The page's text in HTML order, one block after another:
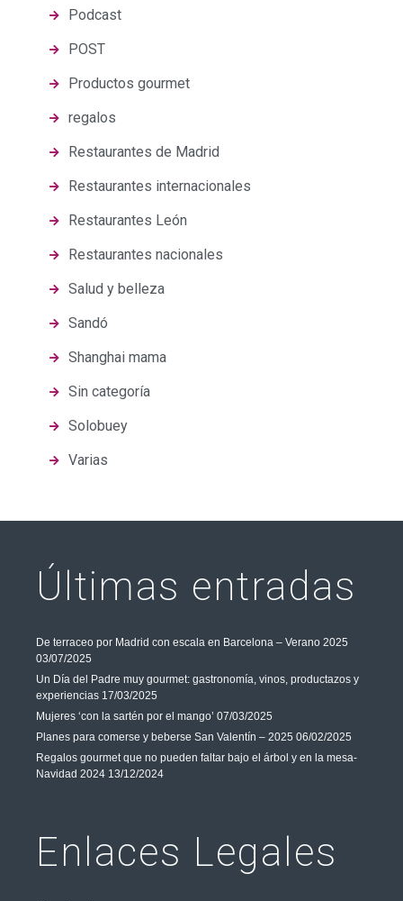
Podcast
POST
Productos gourmet
regalos
Restaurantes de Madrid
Restaurantes internacionales
Restaurantes León
Restaurantes nacionales
Salud y belleza
Sandó
Shanghai mama
Sin categoría
Solobuey
Varias
Últimas entradas
De terraceo por Madrid con escala en Barcelona – Verano 2025
03/07/2025
Un Día del Padre muy gourmet: gastronomía, vinos, productazos y
experiencias 17/03/2025
Mujeres ‘con la sartén por el mango’ 07/03/2025
Planes para comerse y beberse San Valentín – 2025 06/02/2025
Regalos gourmet que no pueden faltar bajo el árbol y en la mesa-
Navidad 2024 13/12/2024
Enlaces Legales